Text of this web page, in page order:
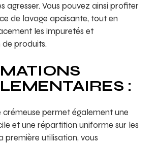
agresser. Vous pouvez ainsi profiter
de lavage apaisante, tout en
les impuretés et
de produits.
:
crémeuse permet également une
et une répartition uniforme sur les
première utilisation, vous